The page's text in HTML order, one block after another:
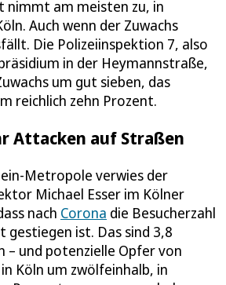
am meisten zu, in
Auch wenn der Zuwachs
Die Polizeiinspektion 7, also
in der Heymannstraße,
um gut sieben, das
reichlich zehn Prozent.
Attacken auf Straßen
Metropole verwies der
Michael Esser im Kölner
nach Corona die Besucherzahl
gestiegen ist. Das sind 3,8
– und potenzielle Opfer von
Köln um zwölfeinhalb, in